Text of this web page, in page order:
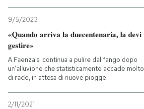
9/5/2023
«Quando arriva la duecentenaria, la devi
gestire»
A Faenza si continua a pulire dal fango dopo
un’alluvione che statisticamente accade molto
di rado, in attesa di nuove piogge
2/11/2021